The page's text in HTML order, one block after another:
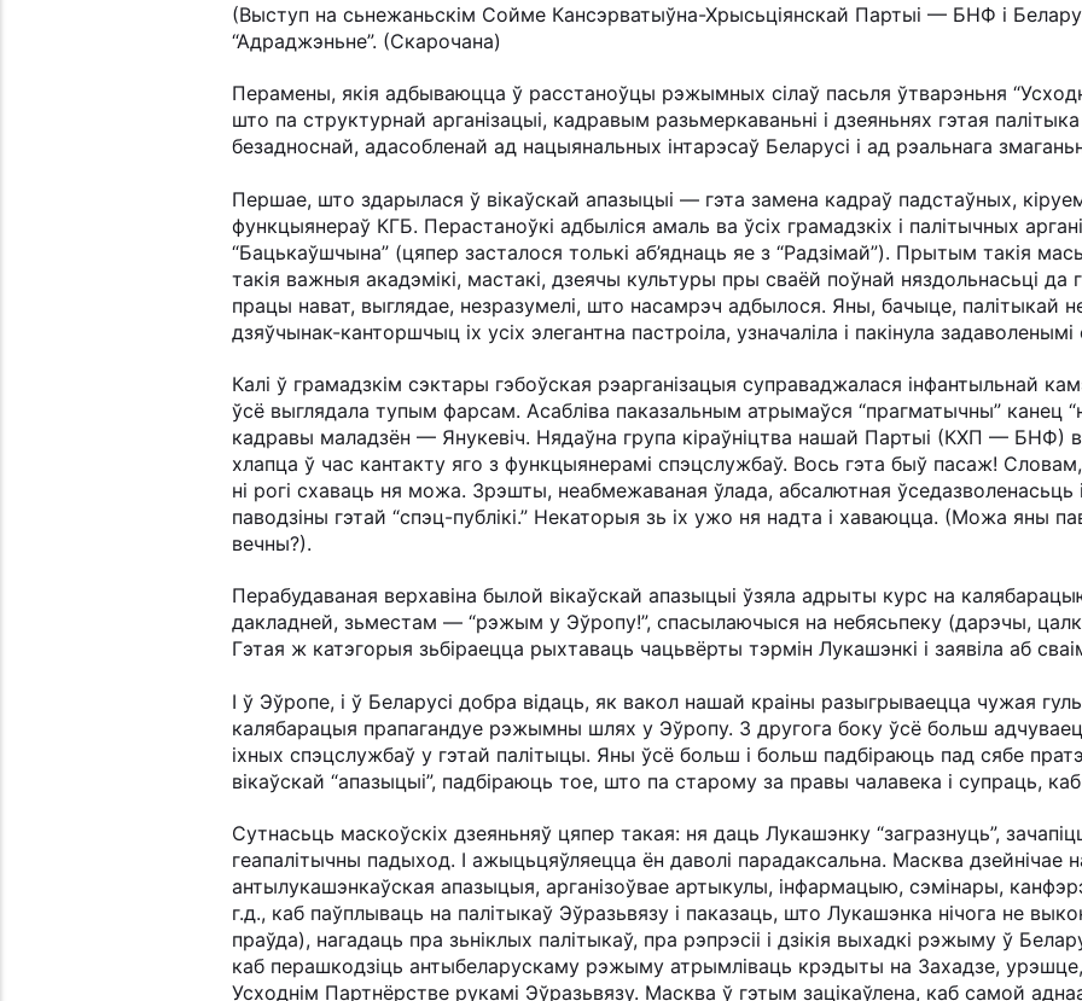
(Выступ на сьнежаньскім Сойме Кансэрватыўна-Хрысьціянскай Партыі — БНФ і
“Адраджэньне”. (Скарочана)
Перамены, якія адбываюцца ў расстаноўцы рэжымных сілаў пасьля ўтварэньня
што па структурнай арганізацыі, кадравым разьмеркаваньні і дзеяньнях гэтая
безадноснай, адасобленай ад нацыянальных інтарэсаў Беларусі і ад рэальнага
Першае, што здарылася ў вікаўскай апазыцыі — гэта замена кадраў падстаўных,
функцыянераў КГБ. Перастаноўкі адбыліся амаль ва ўсіх грамадзкіх і палітычных
“Бацькаўшчына” (цяпер засталося толькі аб’яднаць яе з “Радзімай”). Прытым такія
такія важныя акадэмікі, мастакі, дзеячы культуры пры сваёй поўнай няздольнасьці да
працы нават, выглядае, незразумелі, што насамрэч адбылося. Яны, бачыце, палітыкай
дзяўчынак-канторшчыц іх усіх элегантна пастроіла, узначаліла і пакінула
Калі ў грамадзкім сэктары гэбоўская рэарганізацыя суправаджалася інфантыльнай
ўсё выглядала тупым фарсам. Асабліва паказальным атрымаўся “прагматычны” канец
кадравы маладзён — Янукевіч. Нядаўна група кіраўніцтва нашай Партыі (КХП — БНФ)
хлапца ў час кантакту яго з функцыянерамі спэцслужбаў. Вось гэта быў пасаж!
ні рогі схаваць ня можа. Зрэшты, неабмежаваная ўлада, абсалютная ўседазволенасьць
паводзіны гэтай “спэц-публікі.” Некаторыя зь іх ужо ня надта і хаваюцца. (Можа яны
вечны?).
Перабудаваная верхавіна былой вікаўскай апазыцыі ўзяла адрыты курс на
дакладней, зьместам — “рэжым у Эўропу!”, спасылаючыся на небясьпеку (дарэчы,
Гэтая ж катэгорыя зьбіраецца рыхтаваць чацьвёрты тэрмін Лукашэнкі і заявіла аб
І ў Эўропе, і ў Беларусі добра відаць, як вакол нашай краіны разыгрываецца чужая
калябарацыя прапагандуе рэжымны шлях у Эўропу. З другога боку ўсё больш
іхных спэцслужбаў у гэтай палітыцы. Яны ўсё больш і больш падбіраюць пад сябе
вікаўскай “апазыцыі”, падбіраюць тое, што па старому за правы чалавека і супраць,
Сутнасьць маскоўскіх дзеяньняў цяпер такая: ня даць Лукашэнку “загразнуць”,
геапалітычны падыход. І ажыцьцяўляецца ён даволі парадаксальна. Масква дзейнічае
антылукашэнкаўская апазыцыя, арганізоўвае артыкулы, інфармацыю, сэмінары,
г.д., каб паўплываць на палітыкаў Эўразьвязу і паказаць, што Лукашэнка нічога не
праўда), нагадаць пра зьніклых палітыкаў, пра рэпрэсіі і дзікія выхадкі рэжыму ў
каб перашкодзіць антыбеларускаму рэжыму атрымліваць крэдыты на Захадзе,
Усходнім Партнёрстве рукамі Эўразьвязу. Масква ў гэтым зацікаўлена, каб самой